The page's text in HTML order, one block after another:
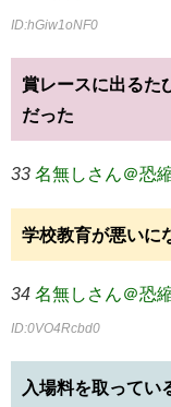
ID:hGiw1oNF0
賞レースに出るた
だった
33 名無しさん＠恐
学校教育が悪いに
34 名無しさん＠恐
ID:0VO4Rcbd0
入場料を取ってい